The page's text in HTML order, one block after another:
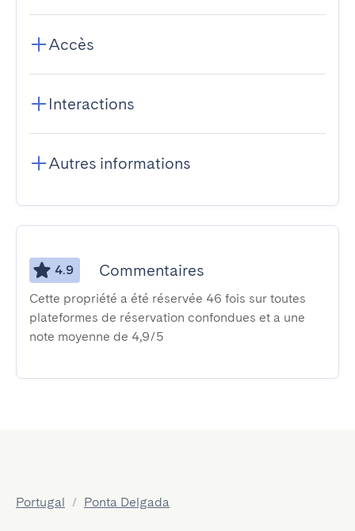
Accès
Interactions
Autres informations
4.9 Commentaires
Cette propriété a été réservée 46 fois sur toutes
plateformes de réservation confondues et a une
note moyenne de 4,9/5
Portugal / Ponta Delgada